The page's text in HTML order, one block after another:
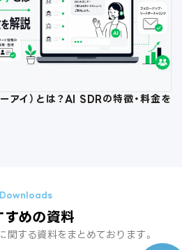
イ）とは？AI SDRの特徴・料金を
すめの資料
関する資料をまとめております。